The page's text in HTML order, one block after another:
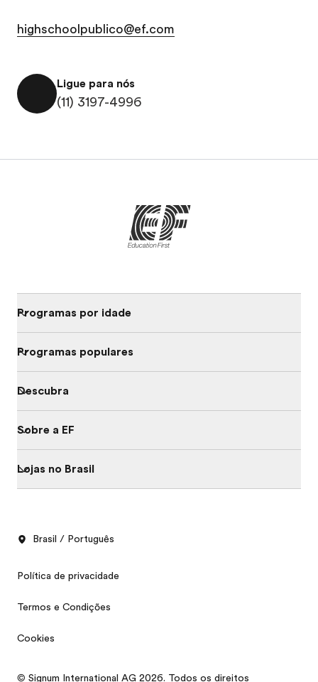
highschoolpublico@ef.com
Ligue para nós
(11) 3197-4996
Programas por idade
Programas populares
Descubra
Sobre a EF
Lojas no Brasil
Brasil / Português
Política de privacidade
Termos e Condições
Cookies
© Signum International AG 2026. Todos os direitos